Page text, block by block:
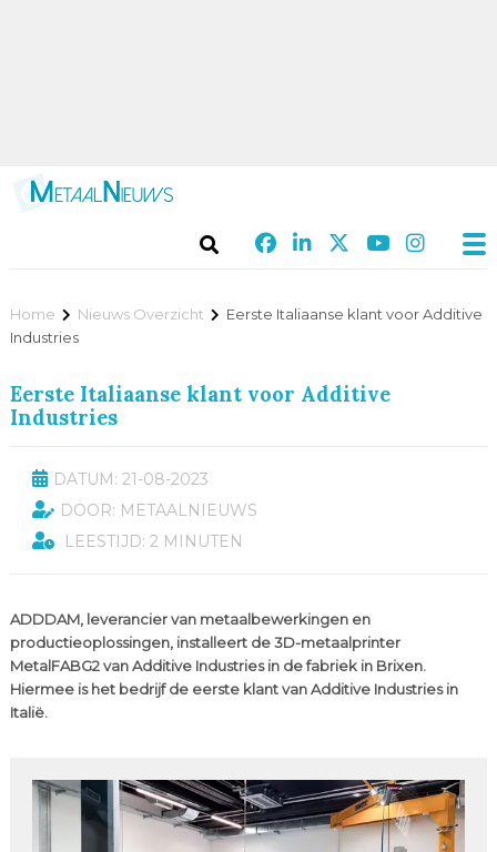
Home Nieuws Overzicht
Eerste Italiaanse klant voor Additive
Industries
Eerste Italiaanse klant voor Additive
Industries
DATUM: 21-08-2023
DOOR: METAALNIEUWS
LEESTIJD: 2 MINUTEN
ADDDAM, leverancier van metaalbewerkingen en
productieoplossingen, installeert de 3D-metaalprinter
MetalFABG2 van Additive Industries in de fabriek in Brixen.
Hiermee is het bedrijf de eerste klant van Additive Industries in
Italië.